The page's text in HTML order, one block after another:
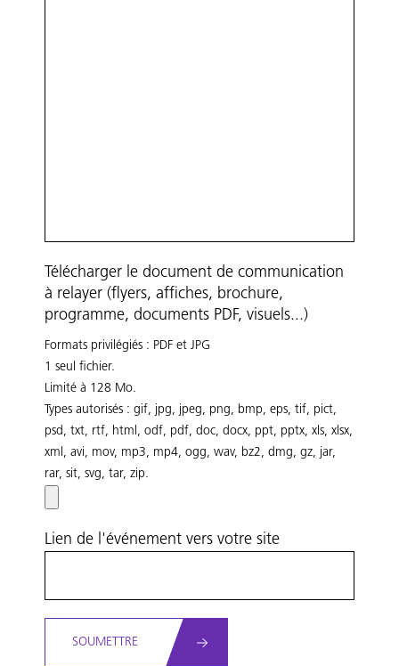
Télécharger le document de communication
à relayer (flyers, affiches, brochure,
programme, documents PDF, visuels...)
Formats privilégiés : PDF et JPG
1 seul fichier.
Limité à 128 Mo.
Types autorisés : gif, jpg, jpeg, png, bmp, eps, tif, pict,
psd, txt, rtf, html, odf, pdf, doc, docx, ppt, pptx, xls, xlsx,
xml, avi, mov, mp3, mp4, ogg, wav, bz2, dmg, gz, jar,
rar, sit, svg, tar, zip.
Lien de l'événement vers votre site